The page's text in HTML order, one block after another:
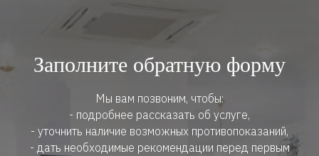
Заполните обратную форму
Мы вам позвоним, чтобы:
- подробнее рассказать об услуге,
- уточнить наличие возможных противопоказаний,
- дать необходимые рекомендации перед первым